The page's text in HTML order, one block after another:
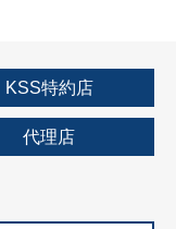
KSS特約店
代理店